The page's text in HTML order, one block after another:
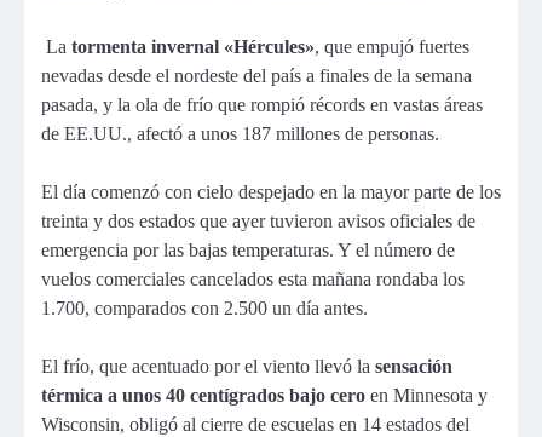
La tormenta invernal «Hércules», que empujó fuertes
nevadas desde el nordeste del país a finales de la semana
pasada, y la ola de frío que rompió récords en vastas áreas
de EE.UU., afectó a unos 187 millones de personas.
El día comenzó con cielo despejado en la mayor parte de los
treinta y dos estados que ayer tuvieron avisos oficiales de
emergencia por las bajas temperaturas. Y el número de
vuelos comerciales cancelados esta mañana rondaba los
1.700, comparados con 2.500 un día antes.
El frío, que acentuado por el viento llevó la sensación
térmica a unos 40 centígrados bajo cero en Minnesota y
Wisconsin, obligó al cierre de escuelas en 14 estados del